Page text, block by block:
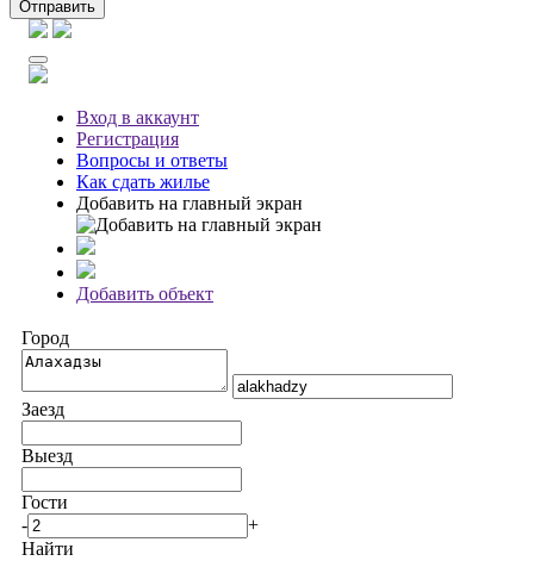
Отправить
Вход в аккаунт
Регистрация
Вопросы и ответы
Как сдать жилье
Добавить на главный экран
Добавить объект
Город
Заезд
Выезд
Гости
-
+
Найти